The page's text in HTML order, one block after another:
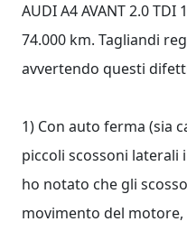
AUDI A4 AVANT 2.0 TDI
74.000 km. Tagliandi
avvertendo questi
1) Con auto ferma (sia
piccoli scossoni
ho notato che gli
movimento del